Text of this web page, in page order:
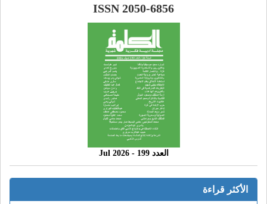
ISSN 2050-6856
العدد 199 - 2026 Jul
الأكثر قراءة